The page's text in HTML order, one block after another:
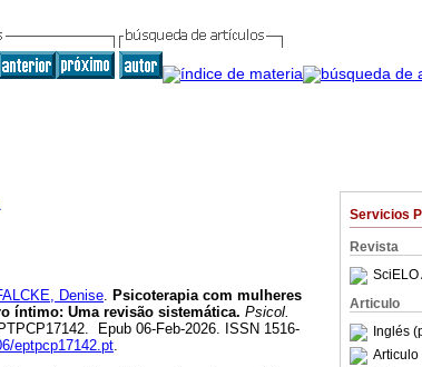
Servicios
Revista
SciELO
Articulo
Inglés
Articulo
Denise. Psicoterapia com mulheres
íntimo: Uma revisão sistemática. Psicol.
Epub 06-Feb-2026. ISSN 1516-
eptpcp17142.pt.